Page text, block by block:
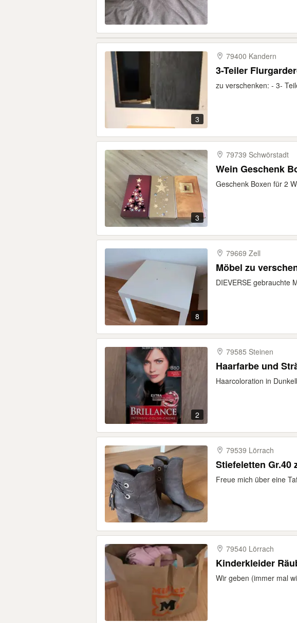
3
79400 Kandern
3-Teiler
zu verschenken: - 3-
3
79739 Schwörstadt
Wein Geschenk
Geschenk Boxen für 2
8
79669 Zell
Möbel zu
DIEVERSE gebrauchte
2
79585 Steinen
Haarfarbe und
Haarcoloration in
79539 Lörrach
Stiefeletten Gr.40
Freue mich über eine
79540 Lörrach
Kinderkleider
Wir geben (immer mal